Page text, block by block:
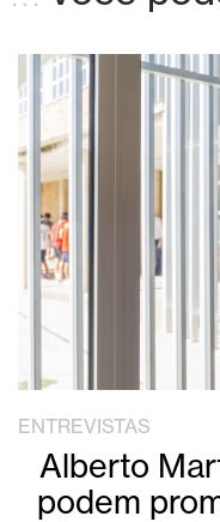
ENTREVISTAS
Alberto
podem